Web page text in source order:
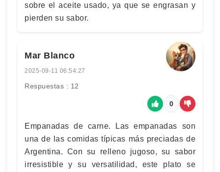
sobre el aceite usado, ya que se engrasan y
pierden su sabor.
Mar Blanco
2025-09-11 06:54:27
Respuestas : 12
0
Empanadas de carne. Las empanadas son
una de las comidas típicas más preciadas de
Argentina. Con su relleno jugoso, su sabor
irresistible y su versatilidad, este plato se